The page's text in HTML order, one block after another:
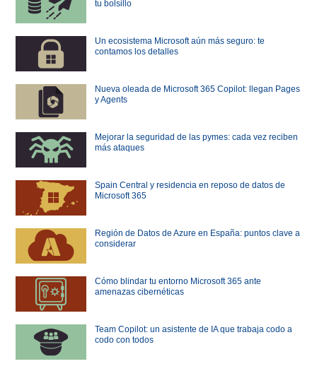
tu bolsillo
Un ecosistema Microsoft aún más seguro: te
contamos los detalles
Nueva oleada de Microsoft 365 Copilot: llegan Pages
y Agents
Mejorar la seguridad de las pymes: cada vez reciben
más ataques
Spain Central y residencia en reposo de datos de
Microsoft 365
Región de Datos de Azure en España: puntos clave a
considerar
Cómo blindar tu entorno Microsoft 365 ante
amenazas cibernéticas
Team Copilot: un asistente de IA que trabaja codo a
codo con todos